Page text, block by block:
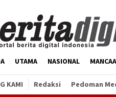
UTAMA NASIONAL
KAMI Redaksi Pedoman